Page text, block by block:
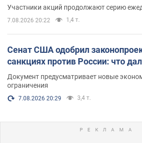
Участники акций продолжают серию
7.08.2026 20:22 1,4 т.
Сенат США одобрил
санкциях против России: что
Документ предусматривает новые
ограничения
7.08.2026 20:29 3,4 т.